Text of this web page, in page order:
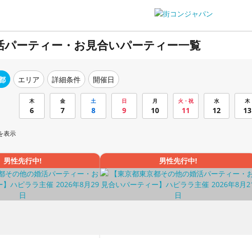
パーティー・お見合いパーティー一覧
エリア 詳細条件 開催日
木
6
金
7
土
8
日
9
月
10
火・祝
11
水
12
木
13
表示
男性先行中! 男性先行中!